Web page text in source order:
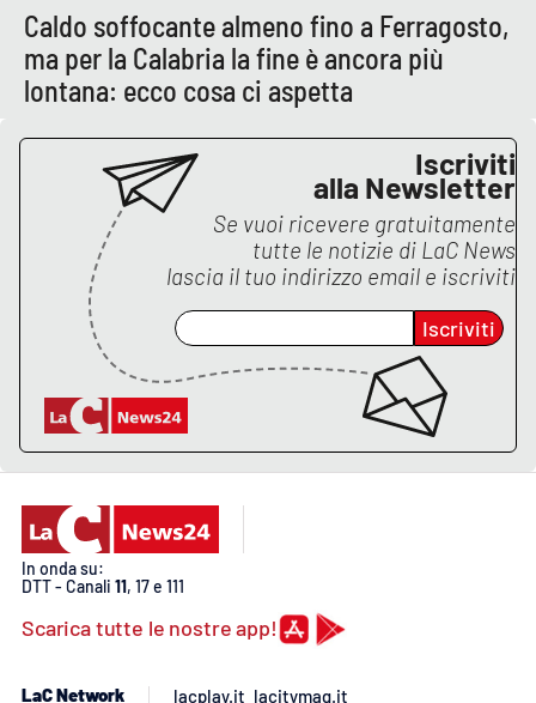
Caldo soffocante almeno fino a Ferragosto,
ma per la Calabria la fine è ancora più
lontana: ecco cosa ci aspetta
Iscriviti
alla Newsletter
Se vuoi ricevere gratuitamente
tutte le notizie di LaC News
lascia il tuo indirizzo email e iscriviti
Iscriviti
In onda su:
DTT - Canali 11, 17 e 111
Scarica tutte le nostre app!
LaC Network lacplay.it lacitymag.it